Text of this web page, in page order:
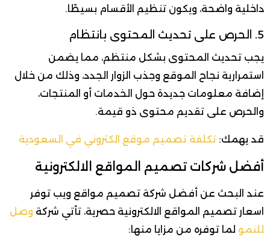
داخلية واضحة، ويكون تنظيم الأقسام بسيطًا.
5. الحرص على تحديث المحتوى بانتظام
يجب تحديث المحتوى بشكل منتظم، مما يضمن
استمرارية نجاح الموقع وجذب الزوار الجدد، وذلك من خلال
إضافة معلومات جديدة حول الخدمات أو المنتجات،
والحرص على تقديم محتوى ذو قيمة.
قد يهمك: تكلفة تصميم موقع الكتروني في السعودية
أفضل شركات تصميم المواقع الالكترونية
عند البحث عن أفضل شركة تصميم مواقع ويب توفر
اسعار تصميم المواقع الالكترونية حصرية، تأتي شركة وصل
للنمو لما توفره من مزايا منها: